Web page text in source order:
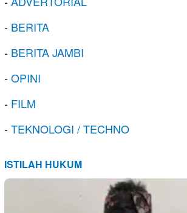
- BERITA
- BERITA JAMBI
-OPINI
- FILM
-TEKNOLOGI / TECHNO
ISTILAH HUKUM